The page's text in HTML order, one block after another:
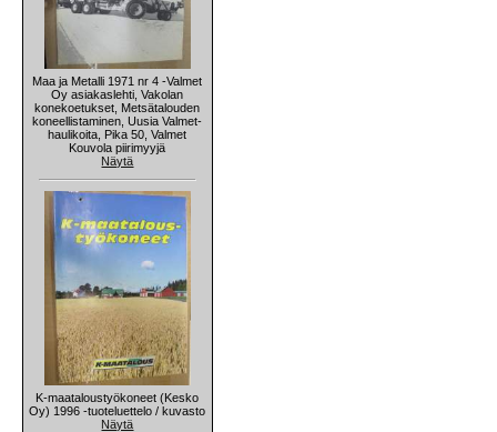
Maa ja Metalli 1971 nr 4 -Valmet
Oy asiakaslehti, Vakolan
konekoetukset, Metsätalouden
koneellistaminen, Uusia Valmet-
haulikoita, Pika 50, Valmet
Kouvola piirimyyjä
Näytä
K-maataloustyökoneet (Kesko
Oy) 1996 -tuoteluettelo / kuvasto
Näytä